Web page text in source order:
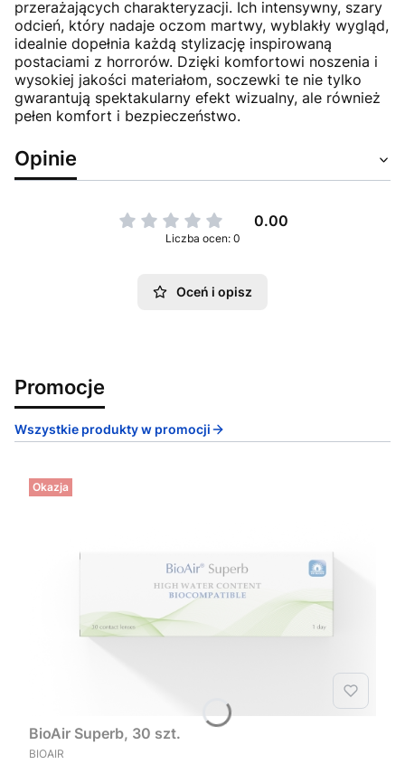
przerażających charakteryzacji. Ich intensywny, szary
odcień, który nadaje oczom martwy, wyblakły wygląd,
idealnie dopełnia każdą stylizację inspirowaną
postaciami z horrorów. Dzięki komfortowi noszenia i
wysokiej jakości materiałom, soczewki te nie tylko
gwarantują spektakularny efekt wizualny, ale również
pełen komfort i bezpieczeństwo.
Opinie
0.00
Liczba ocen: 0
Oceń i opisz
Promocje
Wszystkie produkty w promocji
Okazja
BioAir Superb, 30 szt.
PRODUCENT
BIOAIR